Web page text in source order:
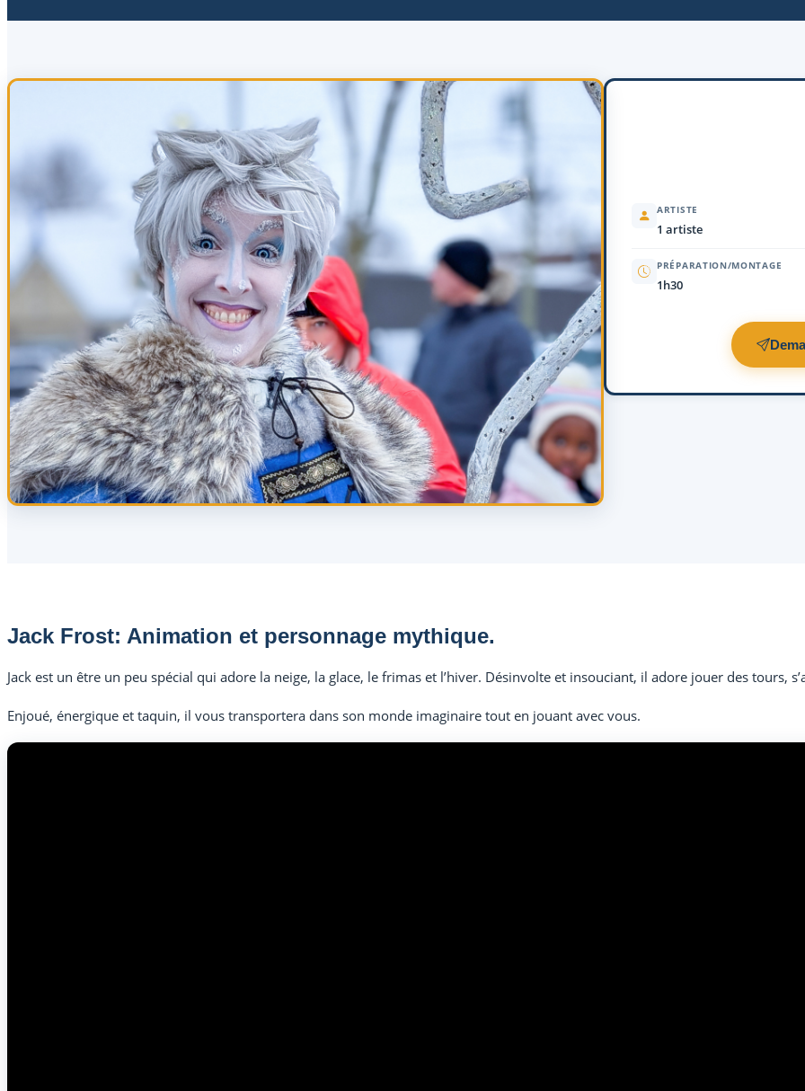
ARTISTE
1 artiste
PRÉPARATION/MONTAGE
1h30
Jack Frost: Animation et personnage mythique.
Jack est un être un peu spécial qui adore la neige, la glace, le frimas et l’hiver. Désinvolte et insouciant, il adore jouer des tours,
Enjoué, énergique et taquin, il vous transportera dans son monde imaginaire tout en jouant avec vous.